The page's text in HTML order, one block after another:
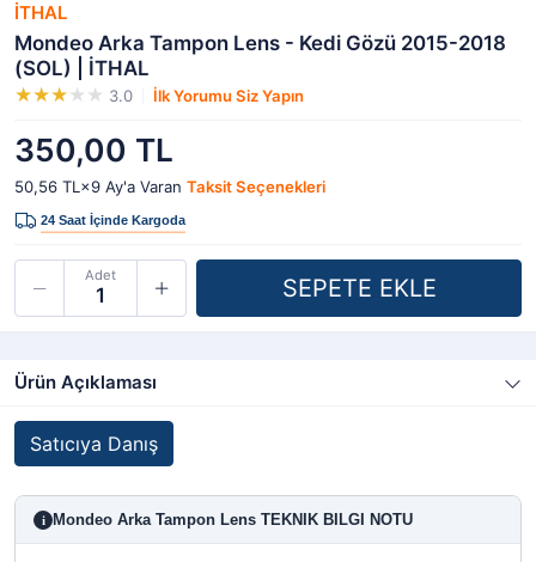
İTHAL
Mondeo Arka Tampon Lens - Kedi Gözü 2015-2018
(SOL) | İTHAL
3.0 İlk Yorumu Siz Yapın
350,00 TL
50,56 TL×9 Ay'a Varan Taksit Seçenekleri
Adet
Ürün Açıklaması
Satıcıya Danış
i Mondeo Arka Tampon Lens TEKNIK BILGI NOTU